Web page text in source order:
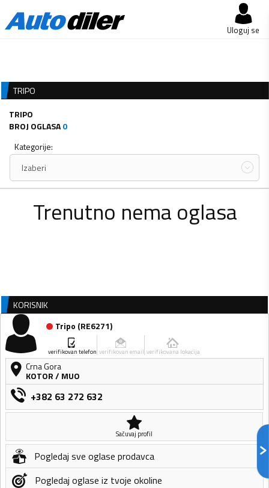
Uloguj se
TRIPO
TRIPO
BROJ OGLASA0
Kategorije:
Izaberi
Trenutno nema oglasa
KORISNIK
Tripo (RE6271)
verifikovan telefon verifikovan email verifikovana lokacija
Crna Gora
KOTOR/ MUO
+382 63 272 632
Sačuvaj profil
Pogledaj sve oglase prodavca
Pogledaj oglase iz tvoje okoline